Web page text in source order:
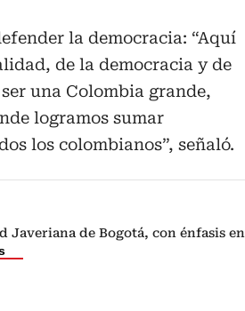
la democracia: “Aquí
de la democracia y de
una Colombia grande,
logramos sumar
los colombianos”, señaló.
de Bogotá, con énfasis en